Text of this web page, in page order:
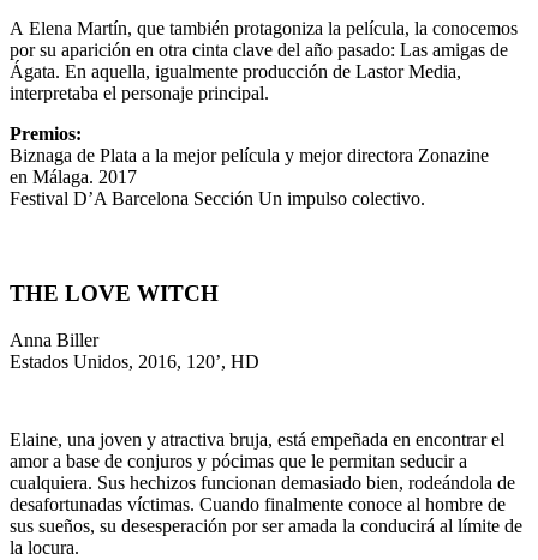
A Elena Martín, que también protagoniza la película, la conocemos
por su aparición en otra cinta clave del año pasado: Las amigas de
Ágata. En aquella, igualmente producción de Lastor Media,
interpretaba el personaje principal.
Premios:
Biznaga de Plata a la mejor película y mejor directora Zonazine
en Málaga. 2017
Festival D’A Barcelona Sección Un impulso colectivo.
THE LOVE WITCH
Anna Biller
Estados Unidos, 2016, 120’, HD
Elaine, una joven y atractiva bruja, está empeñada en encontrar el
amor a base de conjuros y pócimas que le permitan seducir a
cualquiera. Sus hechizos funcionan demasiado bien, rodeándola de
desafortunadas víctimas. Cuando finalmente conoce al hombre de
sus sueños, su desesperación por ser amada la conducirá al límite de
la locura.